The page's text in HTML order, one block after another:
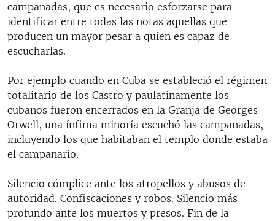
campanadas, que es necesario esforzarse para
identificar entre todas las notas aquellas que
producen un mayor pesar a quien es capaz de
escucharlas.
Por ejemplo cuando en Cuba se estableció el régimen
totalitario de los Castro y paulatinamente los
cubanos fueron encerrados en la Granja de Georges
Orwell, una ínfima minoría escuchó las campanadas,
incluyendo los que habitaban el templo donde estaba
el campanario.
Silencio cómplice ante los atropellos y abusos de
autoridad. Confiscaciones y robos. Silencio más
profundo ante los muertos y presos. Fin de la